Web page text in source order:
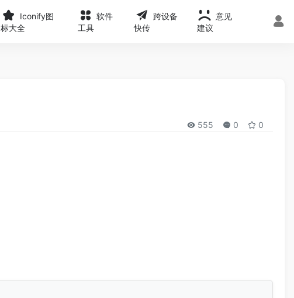
Iconify图
标大全
软件
工具
跨设备
快传
意见
建议
555 0 0